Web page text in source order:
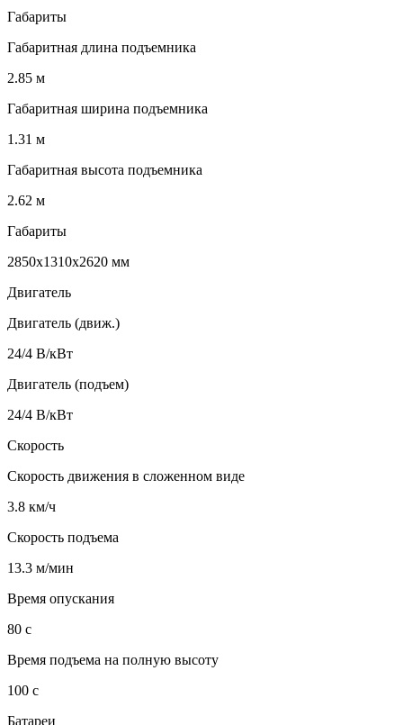
Габариты
Габаритная длина подъемника
2.85 м
Габаритная ширина подъемника
1.31 м
Габаритная высота подъемника
2.62 м
Габариты
2850x1310x2620 мм
Двигатель
Двигатель (движ.)
24/4 В/кВт
Двигатель (подъем)
24/4 В/кВт
Скорость
Скорость движения в сложенном виде
3.8 км/ч
Скорость подъема
13.3 м/мин
Время опускания
80 c
Время подъема на полную высоту
100 c
Батареи